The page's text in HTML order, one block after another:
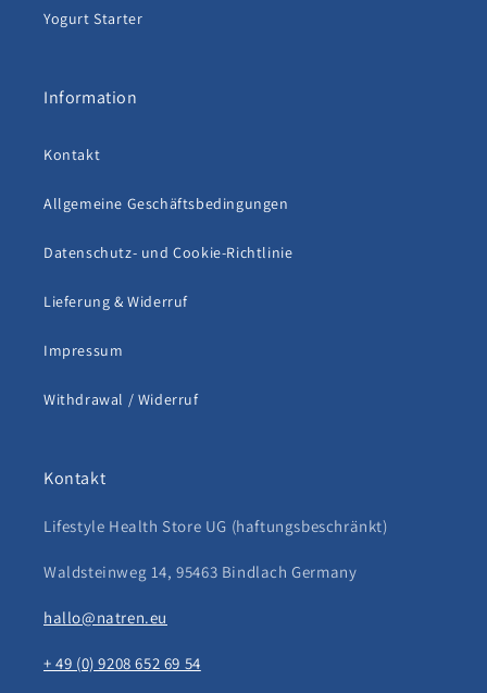
Yogurt Starter
Information
Kontakt
Allgemeine Geschäftsbedingungen
Datenschutz- und Cookie-Richtlinie
Lieferung & Widerruf
Impressum
Withdrawal / Widerruf
Kontakt
Lifestyle Health Store UG (haftungsbeschränkt)
Waldsteinweg 14, 95463 Bindlach Germany
hallo@natren.eu
+ 49 (0) 9208 652 69 54